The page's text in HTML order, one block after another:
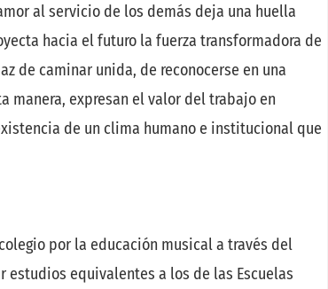
al servicio de los demás deja una huella
hacia el futuro la fuerza transformadora de
de caminar unida, de reconocerse en una
manera, expresan el valor del trabajo en
de un clima humano e institucional que
por la educación musical a través del
estudios equivalentes a los de las Escuelas